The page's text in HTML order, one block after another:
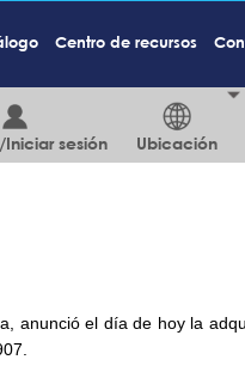
Centro de recursos
Iniciar sesión Ubicación
anunció el día de hoy la